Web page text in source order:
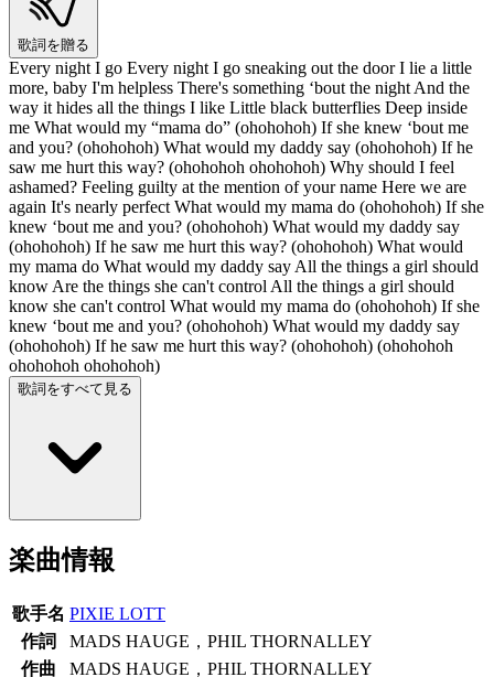
歌詞を贈る
Every night I go Every night I go sneaking out the door I lie a little
more, baby I'm helpless There's something ‘bout the night And the
way it hides all the things I like Little black butterflies Deep inside
me What would my “mama do” (ohohohoh) If she knew ‘bout me
and you? (ohohohoh) What would my daddy say (ohohohoh) If he
saw me hurt this way? (ohohohoh ohohohoh) Why should I feel
ashamed? Feeling guilty at the mention of your name Here we are
again It's nearly perfect What would my mama do (ohohohoh) If she
knew ‘bout me and you? (ohohohoh) What would my daddy say
(ohohohoh) If he saw me hurt this way? (ohohohoh) What would
my mama do What would my daddy say All the things a girl should
know Are the things she can't control All the things a girl should
know she can't control What would my mama do (ohohohoh) If she
knew ‘bout me and you? (ohohohoh) What would my daddy say
(ohohohoh) If he saw me hurt this way? (ohohohoh) (ohohohoh
ohohohoh ohohohoh)
歌詞をすべて見る
楽曲情報
歌手名 PIXIE LOTT
作詞
MADS HAUGE，PHIL THORNALLEY
作曲
MADS HAUGE，PHIL THORNALLEY